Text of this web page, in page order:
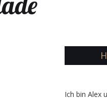
Ich bin Alex